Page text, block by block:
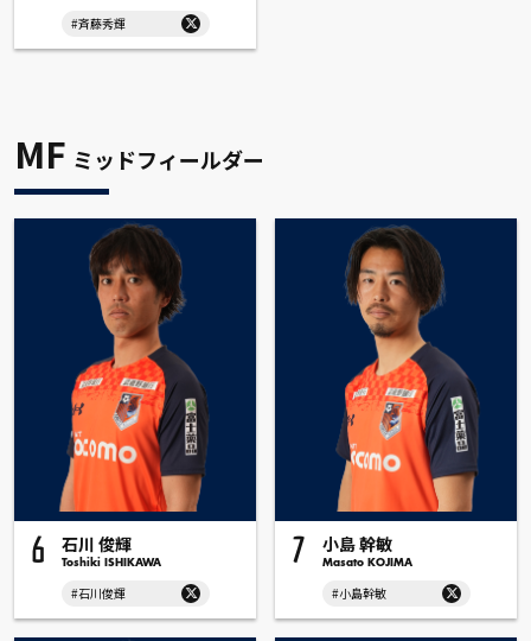
#斉藤秀輝
MF ミッドフィールダー
6 石川 俊輝
Toshiki ISHIKAWA
#石川俊輝
7 小島 幹敏
Masato KOJIMA
#小島幹敏